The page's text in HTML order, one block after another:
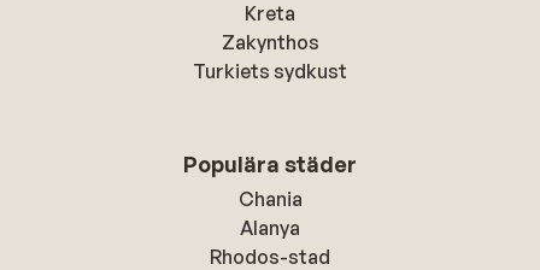
Kreta
Zakynthos
Turkiets sydkust
Populära städer
Chania
Alanya
Rhodos-stad